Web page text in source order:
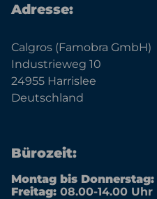
Adresse:
Calgros (Famobra GmbH)
Industrieweg 10
24955 Harrislee
Deutschland
Bürozeit:
Montag bis Donnerstag:
Freitag: 08.00-14.00 Uhr